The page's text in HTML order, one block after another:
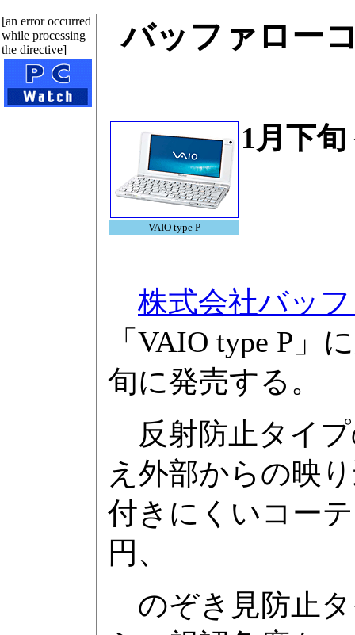
[an error occurred
while processing
the directive]
バッファロー
VAIO type P
1月下旬
株式会社バッ
「VAIO type P」
旬に発売する。
反射防止タイプ
え外部からの映
付きにくいコー
円、
のぞき見防止タ